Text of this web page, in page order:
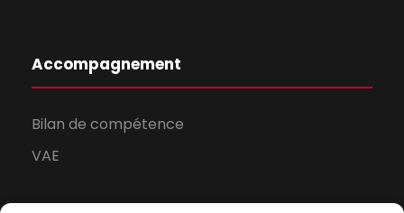
Accompagnement
Bilan de compétence
VAE